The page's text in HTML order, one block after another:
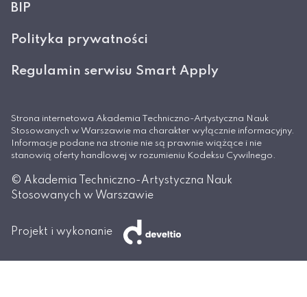
BIP
Polityka prywatności
Regulamin serwisu Smart Apply
Strona internetowa Akademia Techniczno-Artystyczna Nauk
Stosowanych w Warszawie ma charakter wyłącznie informacyjny.
Informacje podane na stronie nie są prawnie wiążące i nie
stanowią oferty handlowej w rozumieniu Kodeksu Cywilnego.
© Akademia Techniczno-Artystyczna Nauk
Stosowanych w Warszawie
Projekt i wykonanie